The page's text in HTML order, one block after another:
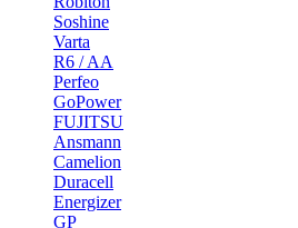
Soshine
Varta
R6 / AA
Perfeo
GoPower
FUJITSU
Ansmann
Camelion
Duracell
Energizer
GP